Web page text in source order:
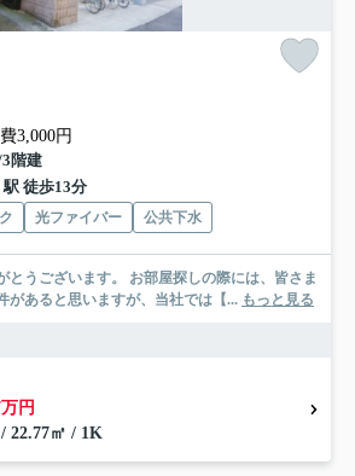
3,000円
階建
徒歩13分
光ファイバー 公共下水
お部屋探しの際には、皆さま
があると思いますが、当社では【... もっと見る
円
22.77㎡ / 1K